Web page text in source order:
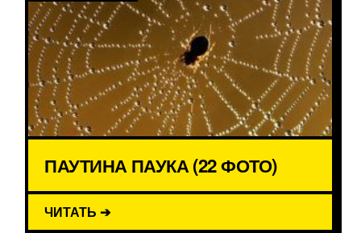
ПАУТИНА ПАУКА (22 ФОТО)
ЧИТАТЬ ➔